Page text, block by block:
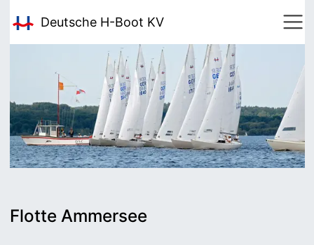
Deutsche H-Boot KV
Flotte Ammersee